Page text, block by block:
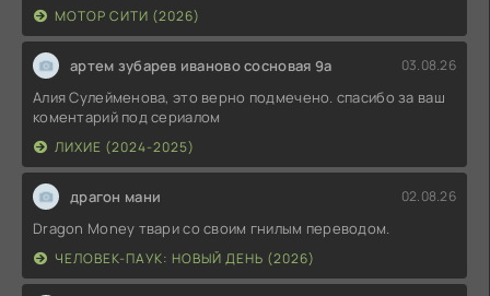
МОТОР СИТИ (2026)
артем зубарев иваново сосновая 9а 03.08.26
Алия Сулейменова, это верно подмечено. спасибо за ваш
коментарий под сериалом
ЛИХИЕ (2024-2025)
драгон мани 02.08.26
Dragon Money твари со своим гнилым переводом.
ЧЕЛОВЕК-ПАУК: НОВЫЙ ДЕНЬ (2026)